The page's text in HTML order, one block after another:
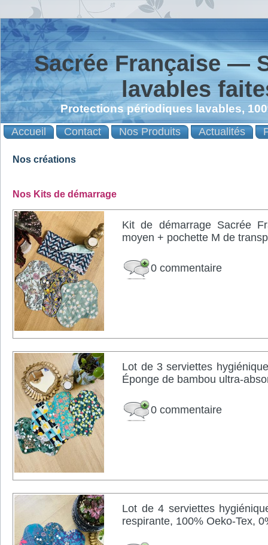
Sacrée Française —
lavables
Protections périodiques lavables,
Accueil Contact Nos Produits Actualités
Nos créations
Nos Kits de démarrage
Kit de démarrage Sacrée
moyen + pochette M de
0 commentaire
Lot de 3 serviettes
Éponge de bambou ultra-
0 commentaire
Lot de 4 serviettes
respirante, 100% Oeko-Tex,